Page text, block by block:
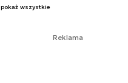
pokaż wszystkie
Reklama